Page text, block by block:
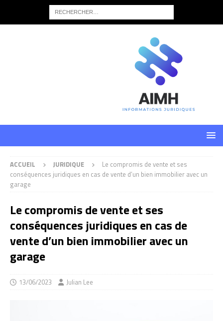
ACCUEIL JURIDIQUE
Le compromis de vente et ses
conséquences juridiques en cas de vente d’un bien immobilier avec un
garage
Le compromis de vente et ses
conséquences juridiques en cas de
vente d’un bien immobilier avec un
garage
13/06/2023 Julian Lee